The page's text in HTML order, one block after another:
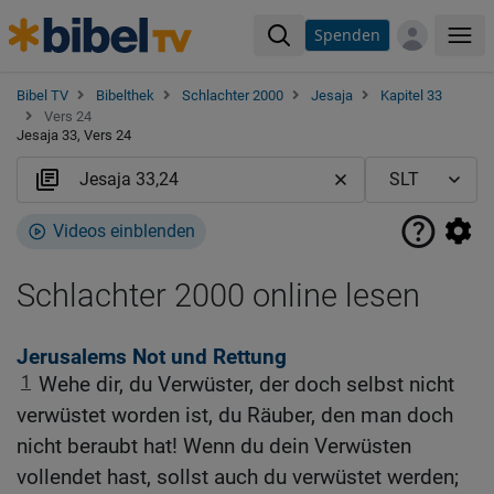
Spenden
Bibel TV Bibelthek Schlachter 2000 Jesaja
Kapitel 33
Vers 24
Jesaja 33, Vers 24
Videos einblenden
Schlachter 2000 online lesen
Jerusalems Not und Rettung
1 Wehe dir, du Verwüster, der doch selbst nicht
verwüstet worden ist, du Räuber, den man doch
nicht beraubt hat! Wenn du dein Verwüsten
vollendet hast, sollst auch du verwüstet werden;